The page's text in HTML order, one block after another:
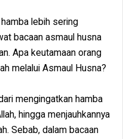
lebih sering
bacaan asmaul husna
Apa keutamaan orang
melalui Asmaul Husna?
mengingatkan hamba
hingga menjauhkannya
Sebab, dalam bacaan